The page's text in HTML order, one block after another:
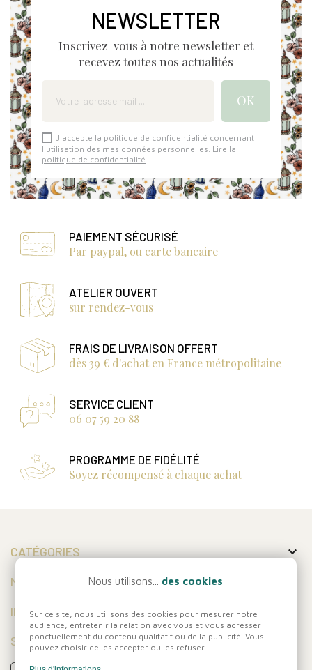
NEWSLETTER
Inscrivez-vous à notre newsletter et
recevez toutes nos actualités
J'accepte la politique de confidentialité concernant
l'utilisation des mes données personnelles. Lire la
politique de confidentialité.
PAIEMENT SÉCURISÉ
Par paypal, ou carte bancaire
ATELIER OUVERT
sur rendez-vous
FRAIS DE LIVRAISON OFFERT
dès 39 € d'achat en France métropolitaine
SERVICE CLIENT
06 07 59 20 88
PROGRAMME DE FIDÉLITÉ
Soyez récompensé à chaque achat
CATÉGORIES 
MON COMPTE
INFORMATIONS
SUIVEZ-NOUS
Nous utilisons... des cookies
Sur ce site, nous utilisons des cookies pour mesurer notre
audience, entretenir la relation avec vous et vous adresser
ponctuellement du contenu qualitatif ou de la publicité. Vous
pouvez choisir de les accepter ou les refuser.